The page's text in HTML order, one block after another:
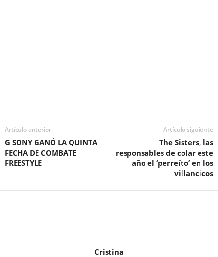
Artículo anterior
G SONY GANÓ LA QUINTA
FECHA DE COMBATE
FREESTYLE
Artículo siguiente
The Sisters, las
responsables de colar este
año el ‘perreíto’ en los
villancicos
Cristina